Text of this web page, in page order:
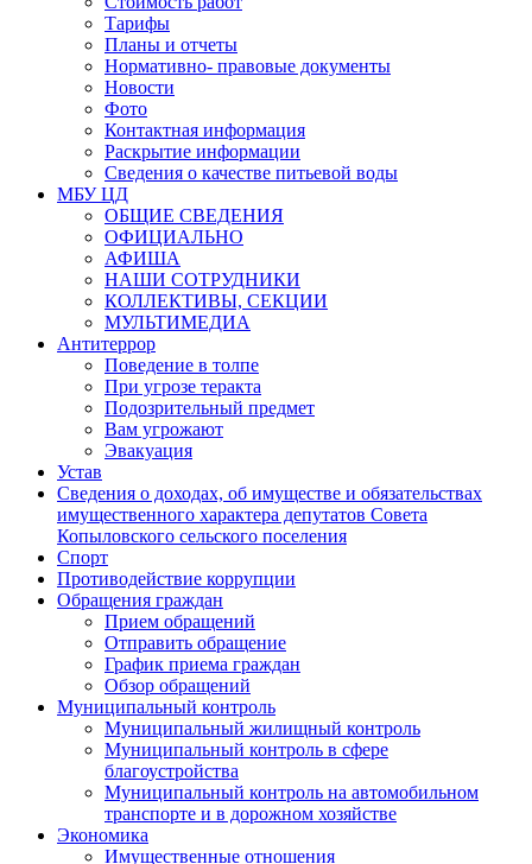
Тарифы
Планы и отчеты
Нормативно- правовые документы
Новости
Фото
Контактная информация
Раскрытие информации
Сведения о качестве питьевой воды
МБУ ЦД
ОБЩИЕ СВЕДЕНИЯ
ОФИЦИАЛЬНО
АФИША
НАШИ СОТРУДНИКИ
КОЛЛЕКТИВЫ, СЕКЦИИ
МУЛЬТИМЕДИА
Антитеррор
Поведение в толпе
При угрозе теракта
Подозрительный предмет
Вам угрожают
Эвакуация
Устав
Сведения о доходах, об имуществе и обязательствах
имущественного характера депутатов Совета
Копыловского сельского поселения
Спорт
Противодействие коррупции
Обращения граждан
Прием обращений
Отправить обращение
График приема граждан
Обзор обращений
Муниципальный контроль
Муниципальный жилищный контроль
Муниципальный контроль в сфере
благоустройства
Муниципальный контроль на автомобильном
транспорте и в дорожном хозяйстве
Экономика
Имущественные отношения